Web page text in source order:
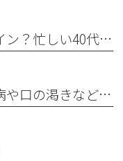
疲れと喉の渇きは糖尿病のサイン？忙しい40代の受診目安
糖尿病は自覚症状なし？歯周病や口の渇きなど初期サイン5つと数値